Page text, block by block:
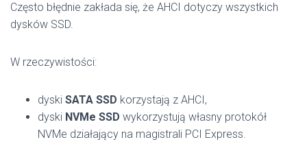
Często błędnie zakłada się, że AHCI dotyczy wszystkich
dysków SSD.
W rzeczywistości:
dyski SATA SSD korzystają z AHCI,
dyski NVMe SSD wykorzystują własny protokół
NVMe działający na magistrali PCI Express.